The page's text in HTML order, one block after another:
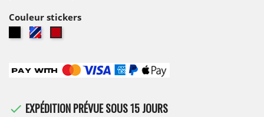
Couleur stickers
Noir Tricolore
 EXPÉDITION PRÉVUE SOUS 15 JOURS